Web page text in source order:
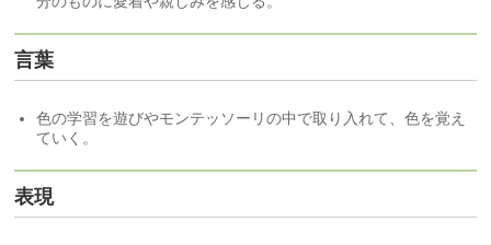
言葉
色の学習を遊びやモンテッソーリの中で取り入れて、色を覚え
ていく。
表現